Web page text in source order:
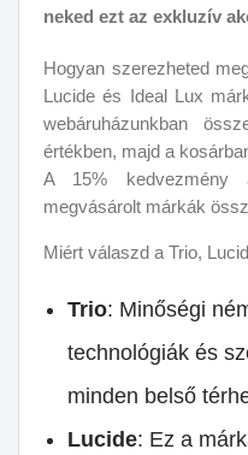
neked ezt az exkluzív
Hogyan szerezheted
Lucide és Ideal Lux
webáruházunkban
értékben, majd a
A 15% kedvezmény
megvásárolt márkák
Miért válaszd a Trio,
Trio: Minőségi
technológiák és
minden belső
Lucide: Ez a